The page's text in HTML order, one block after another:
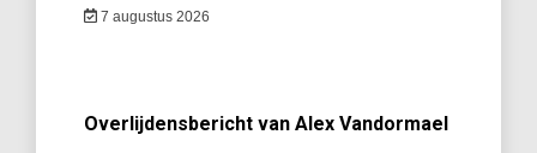
7 augustus 2026
Overlijdensbericht van Alex Vandormael